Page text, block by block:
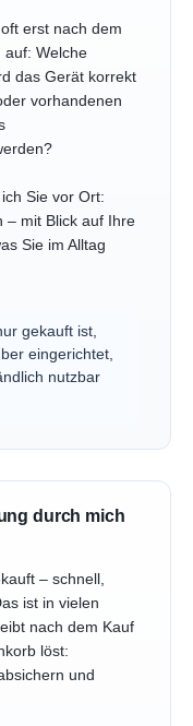
erst nach dem
auf: Welche
das Gerät korrekt
vorhandenen
Sie vor Ort:
– mit Blick auf Ihre
Sie im Alltag
gekauft ist,
eingerichtet,
nutzbar
durch mich
– schnell,
ist in vielen
nach dem Kauf
löst:
und